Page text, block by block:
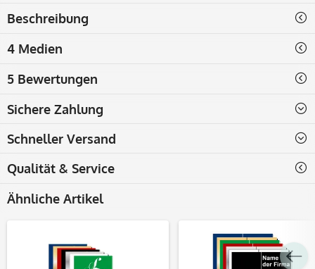
Beschreibung
4 Medien
5 Bewertungen
Sichere Zahlung
Schneller Versand
Qualität & Service
Ähnliche Artikel